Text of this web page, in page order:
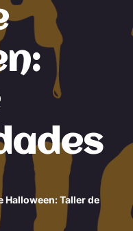
Halloween: Taller de